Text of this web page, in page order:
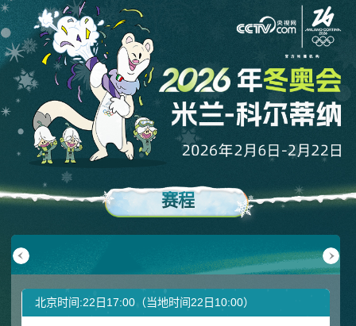
赛程
17日
周三
周六
02月22日
周日
北京时间:22日17:00（当地时间22日10:00）